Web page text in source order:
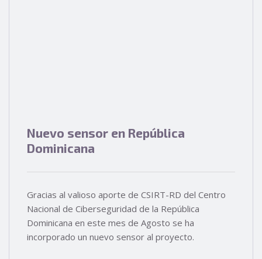
Nuevo sensor en República
Dominicana
Gracias al valioso aporte de CSIRT-RD del Centro
Nacional de Ciberseguridad de la República
Dominicana en este mes de Agosto se ha
incorporado un nuevo sensor al proyecto.